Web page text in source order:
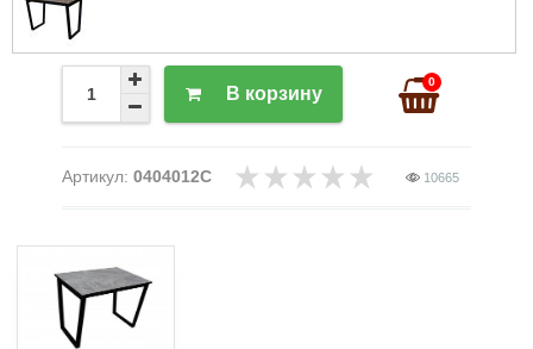
В корзину
0
Артикул: 0404012C 10665